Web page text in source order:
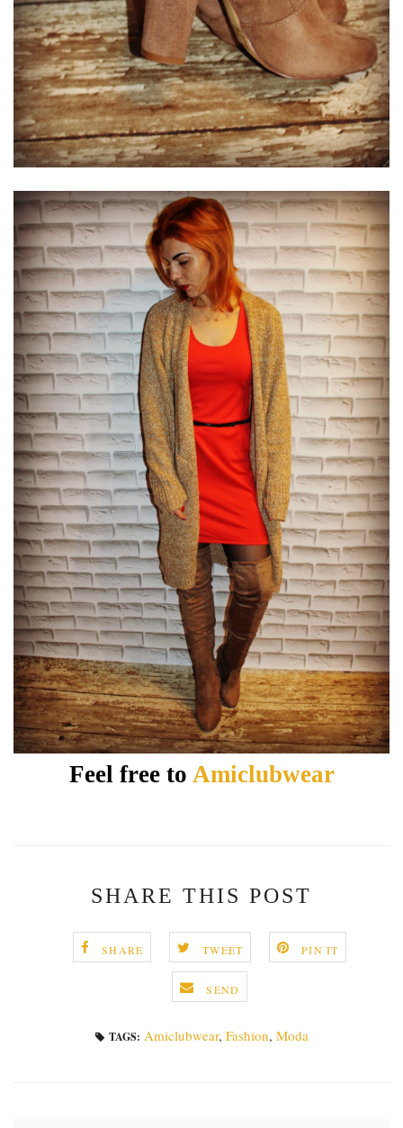
Feel free to Amiclubwear
SHARE THIS POST
SHARE TWEET PIN IT
SEND
TAGS: Amiclubwear, Fashion, Moda